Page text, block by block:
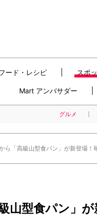
ード・レシピ スポ
Mart アンバサダー
グルメ
ら「高級山型食パン」が新登場！
山型食パン」